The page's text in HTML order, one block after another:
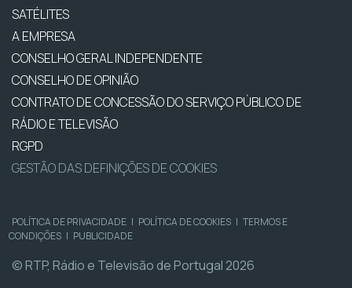
SATÉLITES
A EMPRESA
CONSELHO GERAL INDEPENDENTE
CONSELHO DE OPINIÃO
CONTRATO DE CONCESSÃO DO SERVIÇO PÚBLICO DE
RÁDIO E TELEVISÃO
RGPD
GESTÃO DAS DEFINIÇÕES DE COOKIES
POLÍTICA DE PRIVACIDADE | POLÍTICA DE COOKIES | TERMOS E
CONDIÇÕES | PUBLICIDADE
© RTP, Rádio e Televisão de Portugal 2026